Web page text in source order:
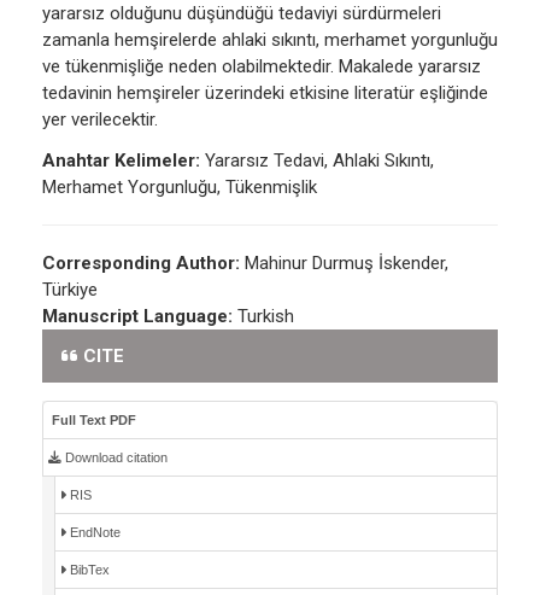
yararsız olduğunu düşündüğü tedaviyi sürdürmeleri
zamanla hemşirelerde ahlaki sıkıntı, merhamet yorgunluğu
ve tükenmişliğe neden olabilmektedir. Makalede yararsız
tedavinin hemşireler üzerindeki etkisine literatür eşliğinde
yer verilecektir.
Anahtar Kelimeler: Yararsız Tedavi, Ahlaki Sıkıntı,
Merhamet Yorgunluğu, Tükenmişlik
Corresponding Author: Mahinur Durmuş İskender,
Türkiye
Manuscript Language: Turkish
CITE
Full Text PDF
Download citation
RIS
EndNote
BibTex